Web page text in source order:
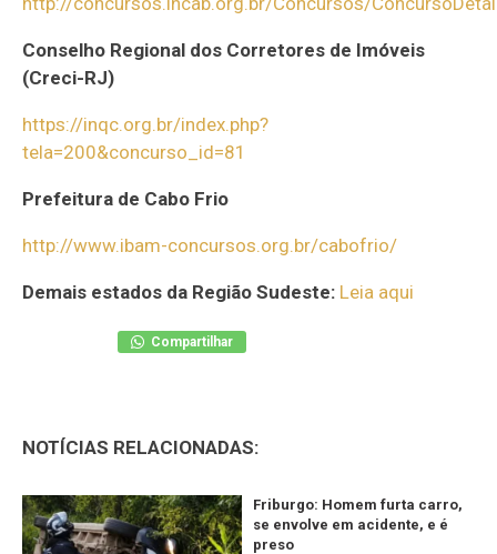
Conselho Regional dos Corretores de Imóveis
(Creci-RJ)
https://inqc.org.br/index.php?
tela=200&concurso_id=81
Prefeitura de Cabo Frio
http://www.ibam-concursos.org.br/cabofrio/
Demais estados da Região Sudeste: Leia aqui
Compartilhar
NOTÍCIAS RELACIONADAS:
Friburgo: Homem furta carro,
se envolve em acidente, e é
preso